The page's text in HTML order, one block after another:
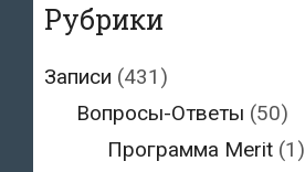
Рубрики
Записи (431)
Вопросы-Ответы (50)
Программа Merit (1)